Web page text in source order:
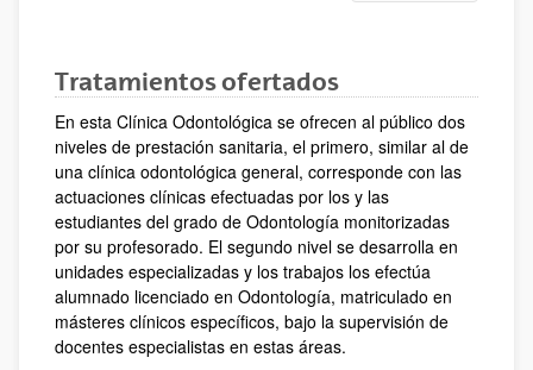
Tratamientos ofertados
En esta Clínica Odontológica se ofrecen al público dos
niveles de prestación sanitaria, el primero, similar al de
una clínica odontológica general, corresponde con las
actuaciones clínicas efectuadas por los y las
estudiantes del grado de Odontología monitorizadas
por su profesorado. El segundo nivel se desarrolla en
unidades especializadas y los trabajos los efectúa
alumnado licenciado en Odontología, matriculado en
másteres clínicos específicos, bajo la supervisión de
docentes especialistas en estas áreas.